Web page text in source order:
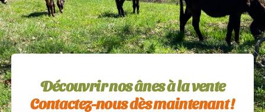
Découvrir nos ânes à la vente
Contactez-nous dès maintenant !